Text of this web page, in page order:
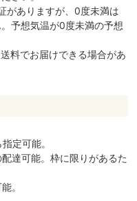
がありますが、0度未満は
予想気温が0度未満の予想
料でお届けできる場合があ
定可能。
達可能。枠に限りがあるた
。